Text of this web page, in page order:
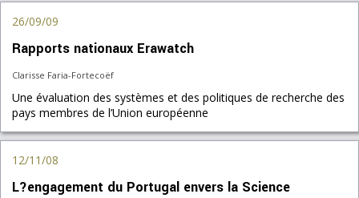
26/09/09
Rapports nationaux Erawatch
Clarisse Faria-Fortecoëf
Une évaluation des systèmes et des politiques de recherche des
pays membres de l’Union européenne
12/11/08
L?engagement du Portugal envers la Science